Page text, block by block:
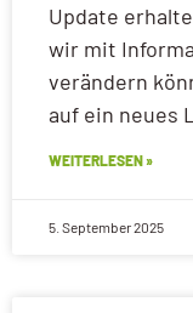
Update
wir mit
verändern
auf ein neues
WEITERLESEN »
5. September 2025